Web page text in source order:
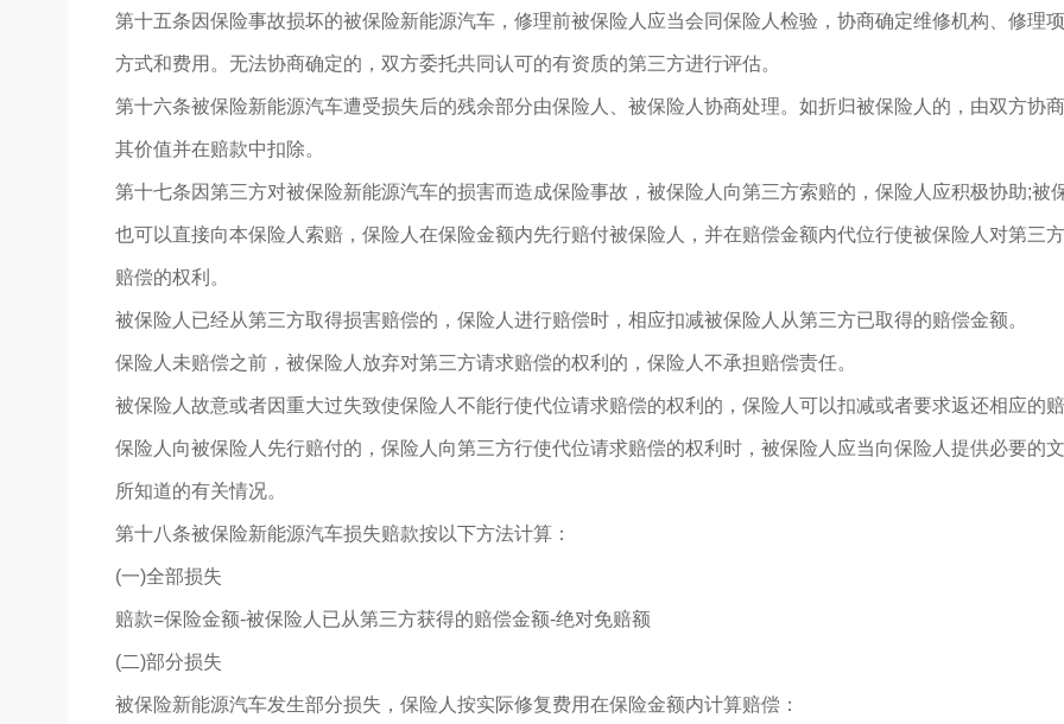
第十五条因保险事故损坏的被保险新能源汽车，修理前被保险人应当会同保险人检验，协商确定维修机构、修理
方式和费用。无法协商确定的，双方委托共同认可的有资质的第三方进行评估。
第十六条被保险新能源汽车遭受损失后的残余部分由保险人、被保险人协商处理。如折归被保险人的，由双方协
其价值并在赔款中扣除。
第十七条因第三方对被保险新能源汽车的损害而造成保险事故，被保险人向第三方索赔的，保险人应积极协助;被
也可以直接向本保险人索赔，保险人在保险金额内先行赔付被保险人，并在赔偿金额内代位行使被保险人对第三
赔偿的权利。
被保险人已经从第三方取得损害赔偿的，保险人进行赔偿时，相应扣减被保险人从第三方已取得的赔偿金额。
保险人未赔偿之前，被保险人放弃对第三方请求赔偿的权利的，保险人不承担赔偿责任。
被保险人故意或者因重大过失致使保险人不能行使代位请求赔偿的权利的，保险人可以扣减或者要求返还相应的
保险人向被保险人先行赔付的，保险人向第三方行使代位请求赔偿的权利时，被保险人应当向保险人提供必要的
所知道的有关情况。
第十八条被保险新能源汽车损失赔款按以下方法计算：
(一)全部损失
赔款=保险金额-被保险人已从第三方获得的赔偿金额-绝对免赔额
(二)部分损失
被保险新能源汽车发生部分损失，保险人按实际修复费用在保险金额内计算赔偿：